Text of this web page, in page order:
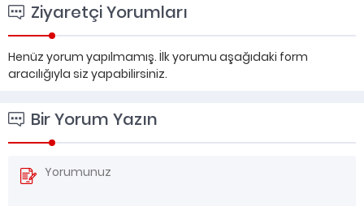
Ziyaretçi Yorumları
Henüz yorum yapılmamış. İlk yorumu aşağıdaki form
aracılığıyla siz yapabilirsiniz.
Bir Yorum Yazın